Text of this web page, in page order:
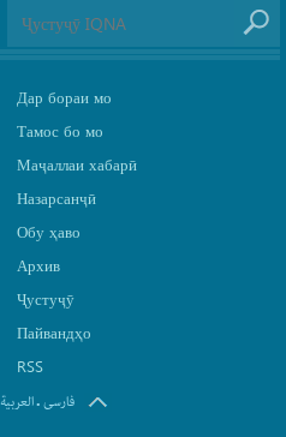
Дар бораи мо
Тамос бо мо
Маҷаллаи хабарӣ
Назарсанҷӣ
Обу ҳаво
Архив
Ҷустуҷӯ
Пайвандҳо
RSS
العربیة.فارسی